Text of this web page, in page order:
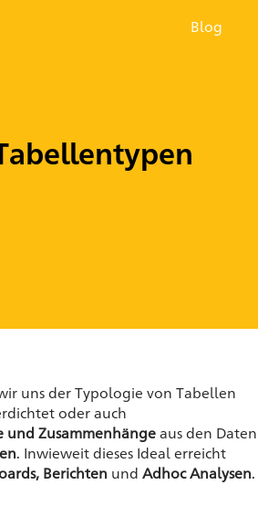
Blog
uns der Typologie von Tabellen
oder auch
und Zusammenhänge aus den Daten
. Inwieweit dieses Ideal erreicht
Berichten und Adhoc Analysen.